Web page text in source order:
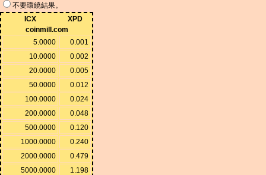
不要環繞結果。
ICX
XPD
coinmill.com
5.0000
0.001
10.0000
0.002
20.0000
0.005
50.0000
0.012
100.0000
0.024
200.0000
0.048
500.0000
0.120
1000.0000
0.240
2000.0000
0.479
5000.0000
1.198